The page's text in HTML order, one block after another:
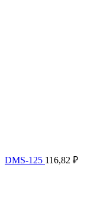
DMS-125 116,82 ₽